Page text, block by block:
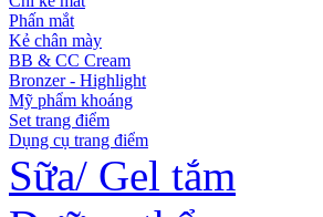
Phấn mắt
Kẻ chân mày
BB & CC Cream
Bronzer - Highlight
Mỹ phẩm khoáng
Set trang điểm
Dụng cụ trang điểm
Sữa/ Gel tắm